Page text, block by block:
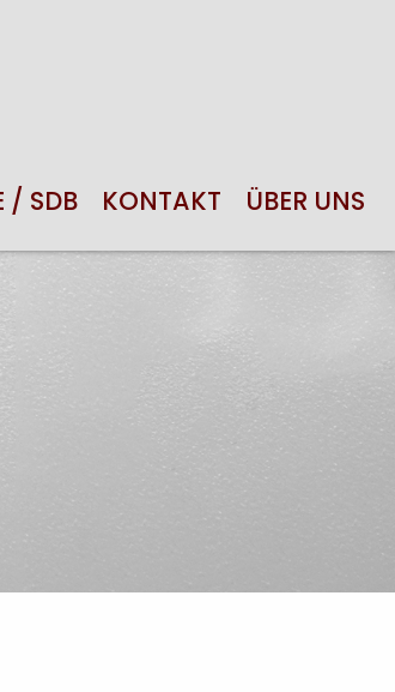
/ SDB KONTAKT ÜBER UNS